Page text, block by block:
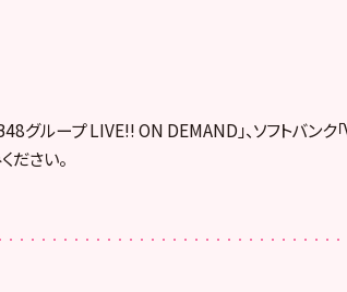
グループ LIVE!! ON DEMAND」、ソフトバンク
ださい。